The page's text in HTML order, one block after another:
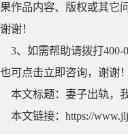
果作品内容、版权或其它
谢谢！
3、如需帮助请拨打
也可点击立即咨询，谢谢！
本文标题： 妻子出轨，
本文链接： https://